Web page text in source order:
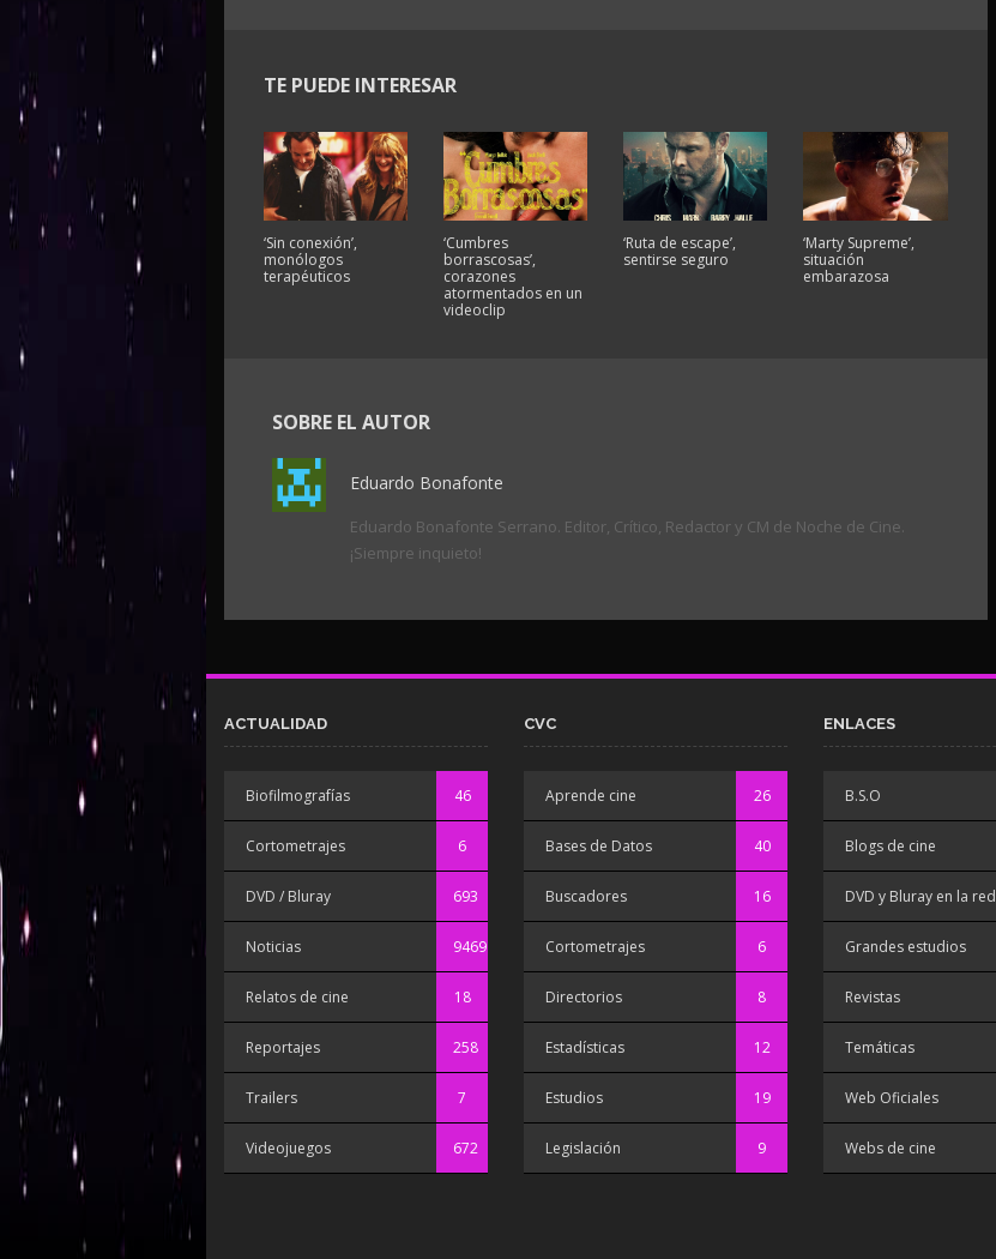
TE PUEDE INTERESAR
‘Sin conexión’,
monólogos
terapéuticos
‘Cumbres
borrascosas’,
corazones
atormentados en un
videoclip
‘Ruta de escape’,
sentirse seguro
‘Marty Supreme’,
situación
embarazosa
SOBRE EL AUTOR
Eduardo Bonafonte
Eduardo Bonafonte Serrano. Editor, Crítico, Redactor y CM de Noche de Cine.
¡Siempre inquieto!
ACTUALIDAD
Biofilmografías 46
Cortometrajes 6
DVD / Bluray 693
Noticias 9469
Relatos de cine 18
Reportajes 258
Trailers 7
Videojuegos 672
CVC
Aprende cine 26
Bases de Datos 40
Buscadores 16
Cortometrajes 6
Directorios 8
Estadísticas 12
Estudios 19
Legislación 9
ENLACES
B.S.O
Blogs de cine
DVD y Bluray en la red
Grandes estudios
Revistas
Temáticas
Web Oficiales
Webs de cine